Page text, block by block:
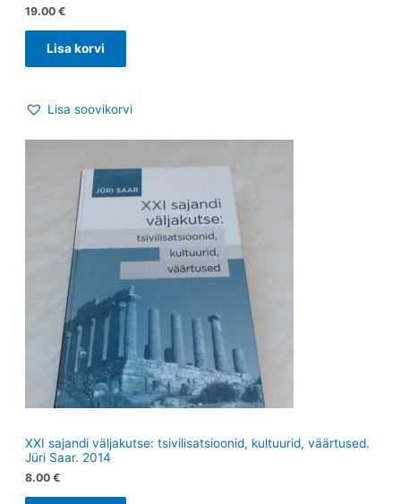
19.00 €
Lisa korvi
Lisa soovikorvi
XXI sajandi väljakutse: tsivilisatsioonid, kultuurid, väärtused.
Jüri Saar. 2014
8.00 €